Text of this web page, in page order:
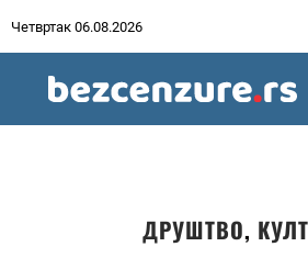
Четвртак 06.08.2026
ДРУШТВО,